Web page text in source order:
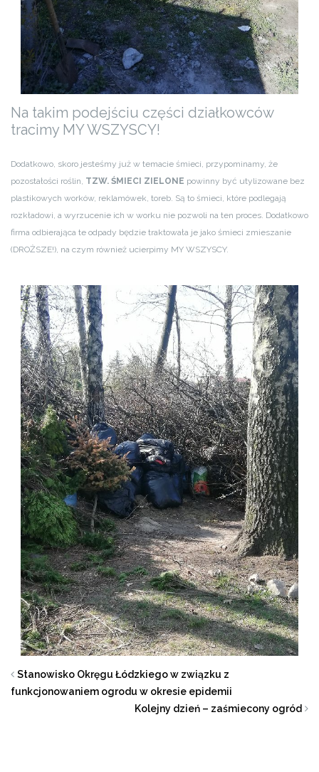
Na takim podejściu części działkowców
tracimy MY WSZYSCY!
Dodatkowo, skoro jesteśmy już w temacie śmieci, przypominamy, że
pozostałości roślin, TZW. ŚMIECI ZIELONE powinny być utylizowane bez
plastikowych worków, reklamówek, toreb. Są to śmieci, które podlegają
rozkładowi, a wyrzucenie ich w worku nie pozwoli na ten proces. Dodatkowo
firma odbierająca te odpady będzie traktowała je jako śmieci zmieszanie
(DROŻSZE!), na czym również ucierpimy MY WSZYSCY.
Stanowisko Okręgu Łódzkiego w związku z
funkcjonowaniem ogrodu w okresie epidemii
Kolejny dzień – zaśmiecony ogród